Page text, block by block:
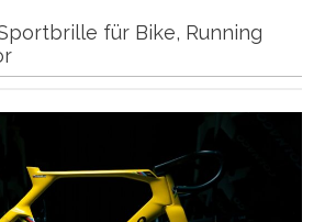
für Bike, Running